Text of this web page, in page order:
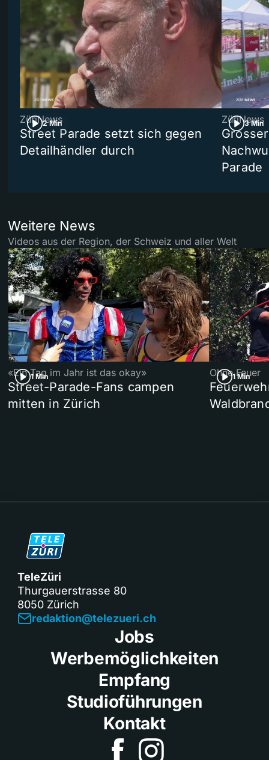
2 Min
ZüriNews
Street Parade setzt sich gegen
Detailhändler durch
3 Min
ZüriNews
Parade
Weitere News
Videos aus der Region, der Schweiz und aller Welt
1 Min
«Ein Tag im Jahr ist das okay»
Street-Parade-Fans campen
mitten in Zürich
1 Min
Ohne Feuer
TeleZüri
Thurgauerstrasse 80
8050 Zürich
redaktion@telezueri.ch
Jobs
Werbemöglichkeiten
Empfang
Studioführungen
Kontakt